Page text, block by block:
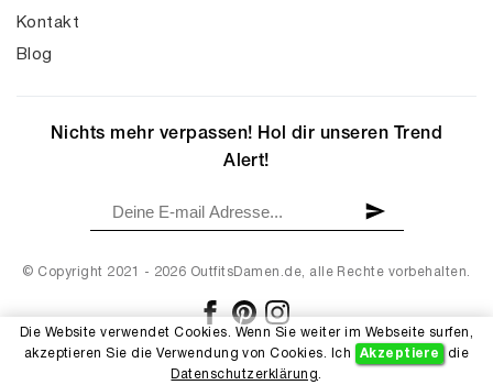
Kontakt
Blog
© Copyright 2021 - 2026 OutfitsDamen.de, alle Rechte vorbehalten.
Nichts mehr verpassen! Hol dir unseren Trend
Alert!
Die Website verwendet Cookies. Wenn Sie weiter im Webseite surfen,
akzeptieren Sie die Verwendung von Cookies. Ich
Akzeptiere
die
Datenschutzerklärung